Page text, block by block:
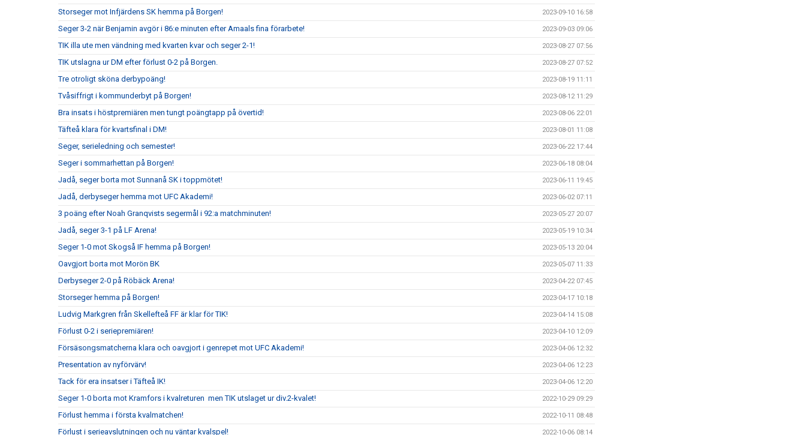
Storseger mot Infjärdens SK hemma på Borgen! 2023-09-10 16:58
Seger 3-2 när Benjamin avgör i 86:e minuten efter Amaals fina förarbete! 2023-09-03 09:06
TIK illa ute men vändning med kvarten kvar och seger 2-1! 2023-08-27 07:56
TIK utslagna ur DM efter förlust 0-2 på Borgen. 2023-08-27 07:52
Tre otroligt sköna derbypoäng! 2023-08-19 11:11
Tvåsiffrigt i kommunderbyt på Borgen! 2023-08-12 11:29
Bra insats i höstpremiären men tungt poängtapp på övertid! 2023-08-06 22:01
Täfteå klara för kvartsfinal i DM! 2023-08-01 11:08
Seger, serieledning och semester! 2023-06-22 17:44
Seger i sommarhettan på Borgen! 2023-06-18 08:04
Jadå, seger borta mot Sunnanå SK i toppmötet! 2023-06-11 19:45
Jadå, derbyseger hemma mot UFC Akademi! 2023-06-02 07:11
3 poäng efter Noah Granqvists segermål i 92:a matchminuten! 2023-05-27 20:07
Jadå, seger 3-1 på LF Arena! 2023-05-19 10:34
Seger 1-0 mot Skogså IF hemma på Borgen! 2023-05-13 20:04
Oavgjort borta mot Morön BK 2023-05-07 11:33
Derbyseger 2-0 på Röbäck Arena! 2023-04-22 07:45
Storseger hemma på Borgen! 2023-04-17 10:18
Ludvig Markgren från Skellefteå FF är klar för TIK! 2023-04-14 15:08
Förlust 0-2 i seriepremiären! 2023-04-10 12:09
Försäsongsmatcherna klara och oavgjort i genrepet mot UFC Akademi! 2023-04-06 12:32
Presentation av nyförvärv! 2023-04-06 12:23
Tack för era insatser i Täfteå IK! 2023-04-06 12:20
Seger 1-0 borta mot Kramfors i kvalreturen men TIK utslaget ur div.2-kvalet! 2022-10-29 09:29
Förlust hemma i första kvalmatchen! 2022-10-11 08:48
Förlust i serieavslutningen och nu väntar kvalspel! 2022-10-06 08:14